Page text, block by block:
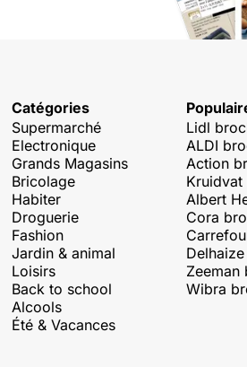
Catégories
Supermarché
Electronique
Grands Magasins
Bricolage
Habiter
Droguerie
Fashion
Jardin & animal
Loisirs
Back to school
Alcools
Été & Vacances
Lidl
ALDI
Action
Albert
Cora
Zeeman
Wibra